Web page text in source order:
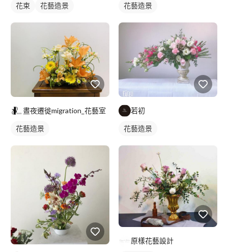
花束 花藝造景
晝夜遷徙migration_花藝室
花藝造景
花藝造景
若初
花藝造景
原樣花藝設計